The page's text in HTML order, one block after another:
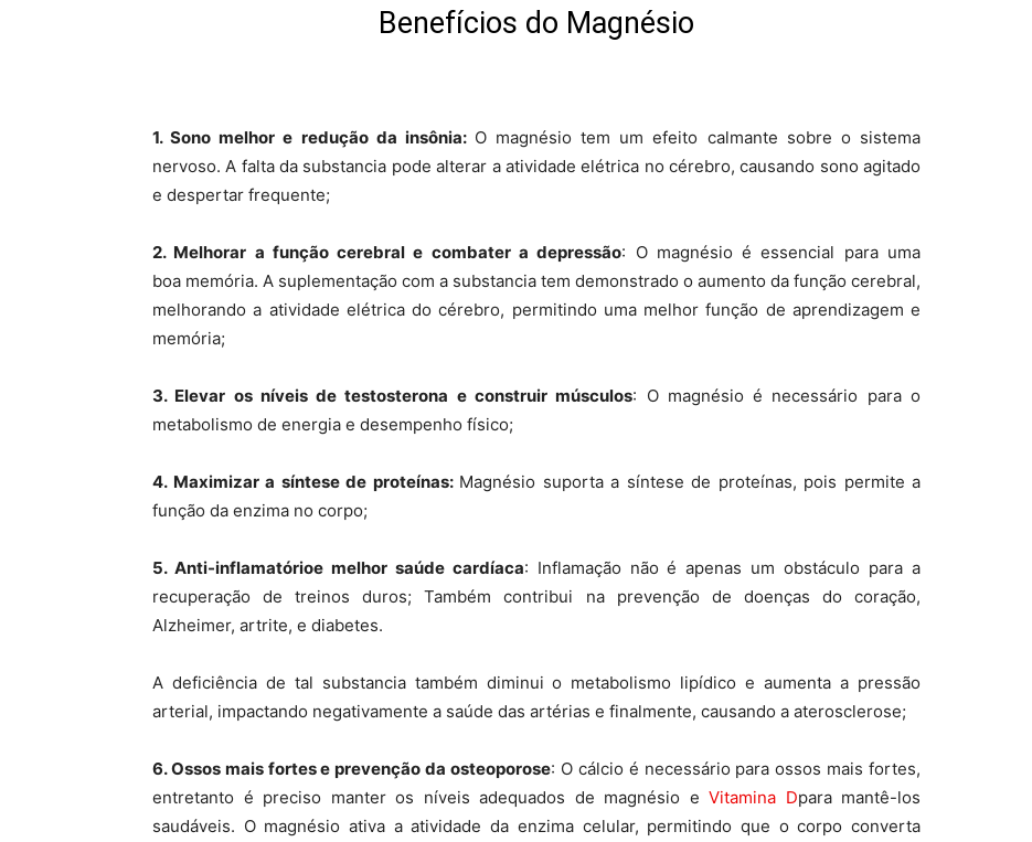
Benefícios do Magnésio
1. Sono melhor e redução da insônia: O magnésio tem um efeito calmante sobre o sistema
nervoso. A falta da substancia pode alterar a atividade elétrica no cérebro, causando sono agitado
e despertar frequente;
2. Melhorar a função cerebral e combater a depressão: O magnésio é essencial para uma
boa memória. A suplementação com a substancia tem demonstrado o aumento da função cerebral,
melhorando a atividade elétrica do cérebro, permitindo uma melhor função de aprendizagem e
memória;
3. Elevar os níveis de testosterona e construir músculos: O magnésio é necessário para o
metabolismo de energia e desempenho físico;
4. Maximizar a síntese de proteínas: Magnésio suporta a síntese de proteínas, pois permite a
função da enzima no corpo;
5. Anti-inflamatórioe melhor saúde cardíaca: Inflamação não é apenas um obstáculo para a
recuperação de treinos duros; Também contribui na prevenção de doenças do coração,
Alzheimer, artrite, e diabetes.
A deficiência de tal substancia também diminui o metabolismo lipídico e aumenta a pressão
arterial, impactando negativamente a saúde das artérias e finalmente, causando a aterosclerose;
6. Ossos mais fortes e prevenção da osteoporose: O cálcio é necessário para ossos mais fortes,
entretanto é preciso manter os níveis adequados de magnésio e Vitamina Dpara mantê-los
saudáveis. O magnésio ativa a atividade da enzima celular, permitindo que o corpo converta